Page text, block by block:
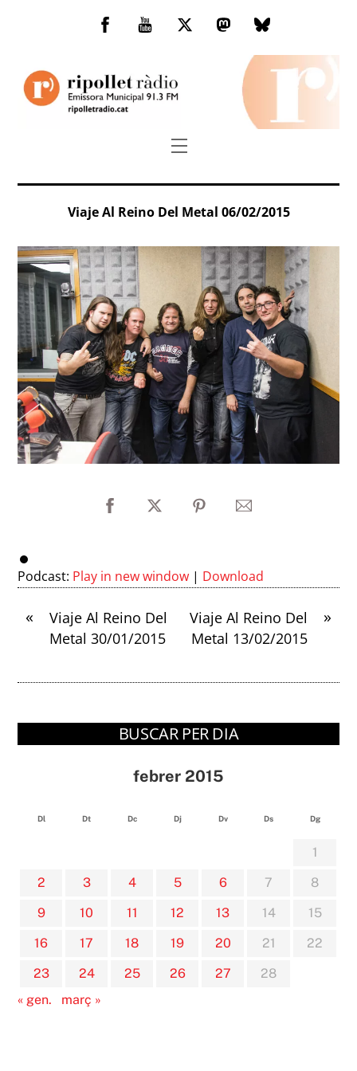
Facebook
You
TwitterMastodonBluesky
Menu
Viaje Al Reino Del Metal 06/02/2015
Podcast: Play in new window | Download
«
Viaje Al Reino Del
Metal 30/01/2015
»
Viaje Al Reino Del
Metal 13/02/2015
BUSCAR PER DIA
febrer 2015
Dl Dt Dc Dj Dv Ds Dg
1
2
3 4 5 6 7
8
9
10 11 12 13 14
15
16
17 18 19 20 21
22
23
24 25 26 27
28
« gen.
març »